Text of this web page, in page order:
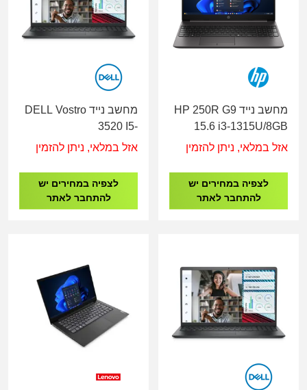
מחשב נייד HP 250R G9
15.6 i3-1315U/8GB
/512GB /DOS/Dark
אזל במלאי, ניתן להזמין
לצפיה במחירים יש
להתחבר לאתר
מחשב נייד DELL Vostro
3520 I5-
1235U/16GB/512GB
אזל במלאי, ניתן להזמין
לצפיה במחירים יש
להתחבר לאתר